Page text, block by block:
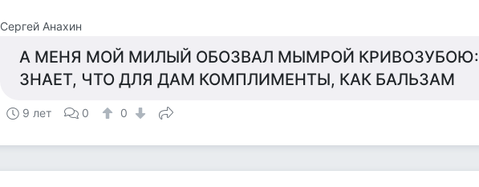
Сергей Анахин
А МЕНЯ МОЙ МИЛЫЙ ОБОЗВАЛ МЫМРОЙ КРИВОЗУБОЮ:
ЗНАЕТ, ЧТО ДЛЯ ДАМ КОМПЛИМЕНТЫ, КАК БАЛЬЗАМ
9 лет 0 0